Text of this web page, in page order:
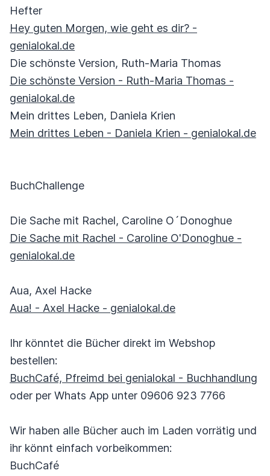
Hefter
Hey guten Morgen, wie geht es dir? -
genialokal.de
Die schönste Version, Ruth-Maria Thomas
Die schönste Version - Ruth-Maria Thomas -
genialokal.de
Mein drittes Leben, Daniela Krien
Mein drittes Leben - Daniela Krien - genialokal.de
BuchChallenge
Die Sache mit Rachel, Caroline O´Donoghue
Die Sache mit Rachel - Caroline O'Donoghue -
genialokal.de
Aua, Axel Hacke
Aua! - Axel Hacke - genialokal.de
Ihr könntet die Bücher direkt im Webshop
bestellen:
BuchCafé, Pfreimd bei genialokal - Buchhandlung
oder per Whats App unter 09606 923 7766
Wir haben alle Bücher auch im Laden vorrätig und
ihr könnt einfach vorbeikommen:
BuchCafé